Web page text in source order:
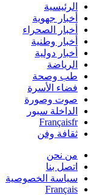
الرئيسية
أخبار جهوية
أخبار الصحراء
أخبار وطنية
أخبار دولية
الرياضة
طب وصحة
فضاء الأسرة
صوت وصورة
الداخلة سبور
Françaisfr
ثقافة وفن
من نحن
اتصل بنا
سياسة الخصوصية
Français